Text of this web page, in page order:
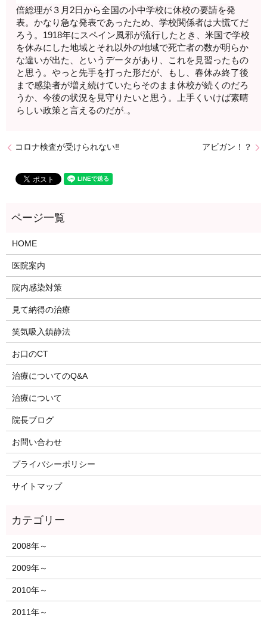
倍総理が３月2日から全国の小中学校に休校の要請を発
表。かなり急な発表であったため、学校関係者は大慌てだ
ろう。1918年にスペイン風邪が流行したとき、米国で学校
を休みにした地域とそれ以外の地域で死亡者の数が明らか
な違いが出た、というデータがあり、これを見習ったもの
と思う。やっと先手を打った形だが、もし、春休み終了後
まで感染者が増え続けていたらそのまま休校が続くのだろ
うか、今後の状況を見守りたいと思う。上手くいけば素晴
らしい政策と言えるのだが‥。
コロナ検査が受けられない‼️ アビガン！？
HOME
医院案内
院内感染対策
見て納得の治療
笑気吸入鎮静法
お口のCT
治療についてのQ&A
治療について
院長ブログ
お問い合わせ
プライバシーポリシー
サイトマップ
2008年～
2009年～
2010年～
2011年～